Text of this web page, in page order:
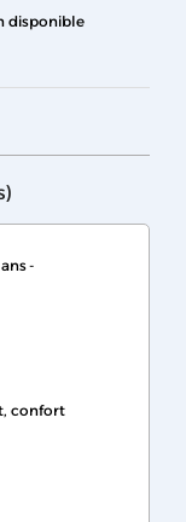
disponible
)
confort